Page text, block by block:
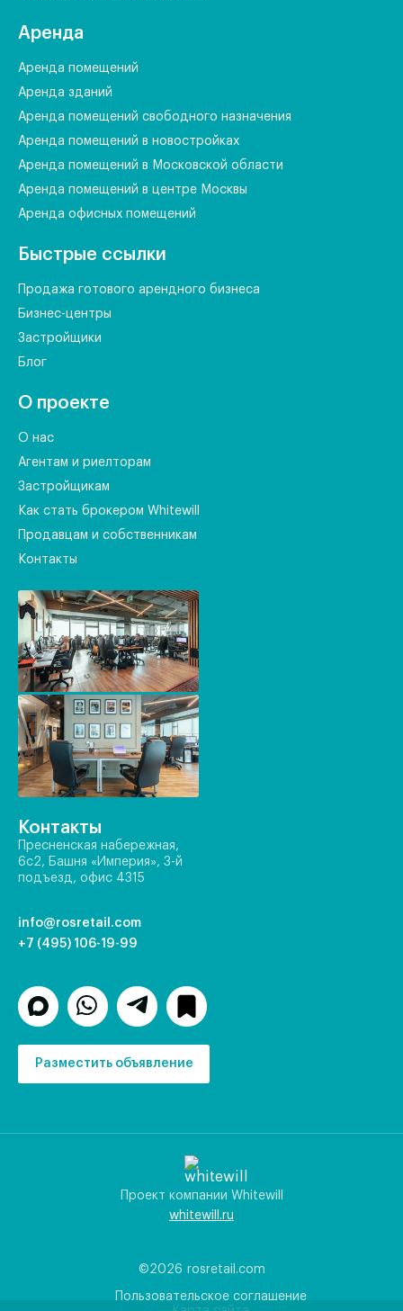
Аренда
Аренда помещений
Аренда зданий
Аренда помещений свободного назначения
Аренда помещений в новостройках
Аренда помещений в Московской области
Аренда помещений в центре Москвы
Аренда офисных помещений
Быстрые ссылки
Продажа готового арендного бизнеса
Бизнес-центры
Застройщики
Блог
О проекте
О нас
Агентам и риелторам
Застройщикам
Как стать брокером Whitewill
Продавцам и собственникам
Контакты
Контакты
Пресненская набережная,
6с2, Башня «Империя», 3-й
подъезд, офис 4315
info@rosretail.com
+7 (495) 106-19-99
Разместить объявление
©2026 rosretail.com
Пользовательское соглашение
Проект компании Whitewill
whitewill.ru